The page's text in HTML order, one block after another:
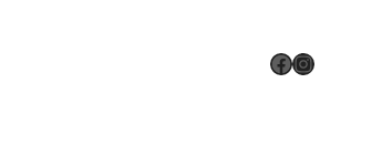
Facebook Instagram